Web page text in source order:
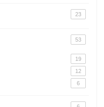
23
53
19
12
6